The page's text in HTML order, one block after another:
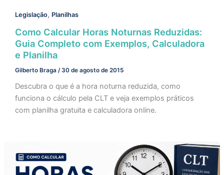
Legislação, Planilhas
Como Calcular Horas Noturnas Reduzidas:
Guia Completo com Exemplos, Calculadora
e Planilha
Gilberto Braga / 30 de agosto de 2015
Descubra o que é a hora noturna reduzida, como
funciona o cálculo pela CLT e veja exemplos práticos
com planilha gratuita e calculadora online.